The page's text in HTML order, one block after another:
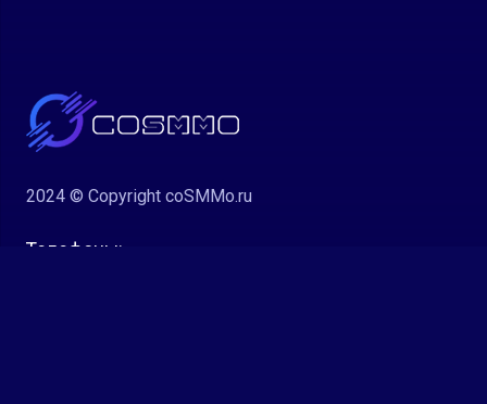
2024 © Copyright coSMMo.ru
Телефоны: